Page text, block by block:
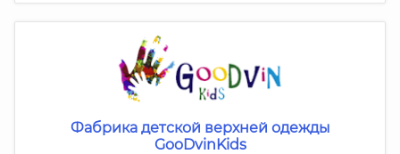
Фабрика детской верхней одежды
GooDvinKids